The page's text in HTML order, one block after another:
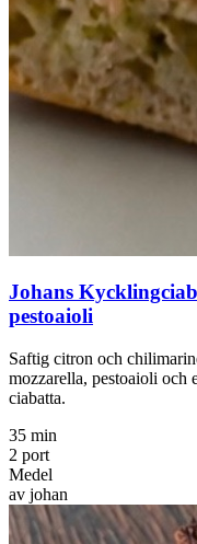
Johans
pestoaioli
Saftig citron och
mozzarella, pestoaioli och
ciabatta.
35 min
2 port
Medel
av johan